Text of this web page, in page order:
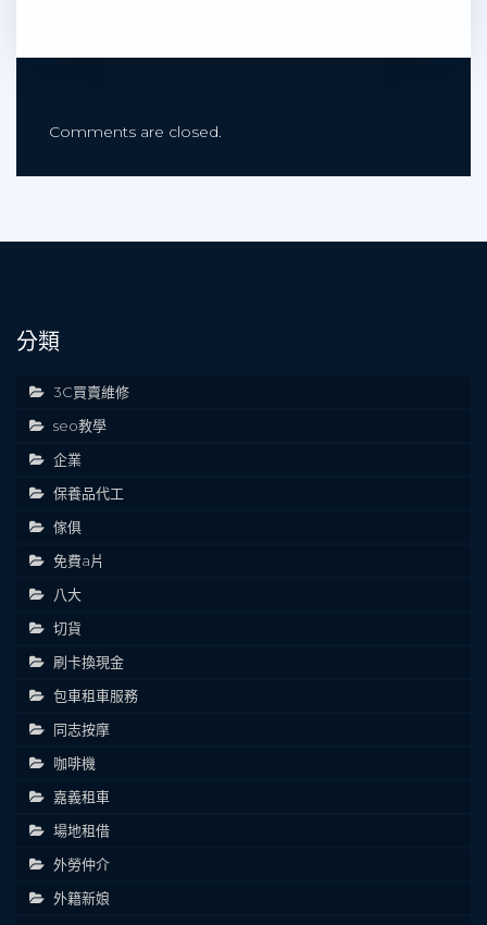
Comments are closed.
分類
3C買賣維修
seo教學
企業
保養品代工
傢俱
免費a片
八大
切貨
刷卡換現金
包車租車服務
同志按摩
咖啡機
嘉義租車
場地租借
外勞仲介
外籍新娘